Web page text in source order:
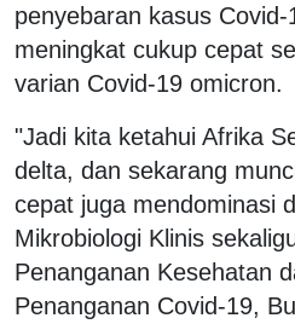
penyebaran kasus
meningkat cukup cepat
varian Covid-19 omicron.
"Jadi kita ketahui Afrika
delta, dan sekarang
cepat juga mendominasi
Mikrobiologi Klinis
Penanganan Kesehatan
Penanganan Covid-19,